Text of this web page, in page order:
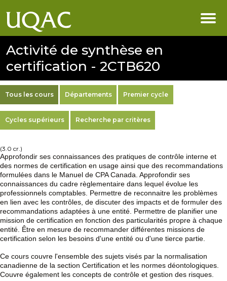
Activité de synthèse en
certification - 2CTB620
Tous les cours Départements Premier cycle
Cycles supérieurs Recherche par critères
(3.0 cr.)
Approfondir ses connaissances des pratiques de contrôle interne et
des normes de certification en usage ainsi que des recommandations
formulées dans le Manuel de CPA Canada. Approfondir ses
connaissances du cadre règlementaire dans lequel évolue les
professionnels comptables. Permettre de reconnaitre les problèmes
en lien avec les contrôles, de discuter des impacts et de formuler des
recommandations adaptées à une entité. Permettre de planifier une
mission de certification en fonction des particularités propre à chaque
entité. Être en mesure de recommander différentes missions de
certification selon les besoins d'une entité ou d'une tierce partie.
Ce cours couvre l'ensemble des sujets visés par la normalisation
canadienne de la section Certification et les normes déontologiques.
Couvre également les concepts de contrôle et gestion des risques.